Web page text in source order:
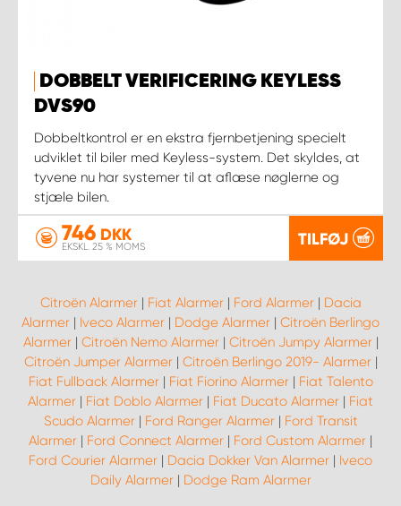
DOBBELT VERIFICERING KEYLESS
DVS90
Dobbeltkontrol er en ekstra fjernbetjening specielt
udviklet til biler med Keyless-system. Det skyldes, at
tyvene nu har systemer til at aflæse nøglerne og
stjæle bilen.
746 DKK
EKSKL. 25 % MOMS TILFØJ
Citroën Alarmer| Fiat Alarmer| Ford Alarmer| Dacia
Alarmer | Iveco Alarmer | Dodge Alarmer | Citroën Berlingo
Alarmer| Citroën Nemo Alarmer| Citroën Jumpy Alarmer|
Citroën Jumper Alarmer| Citroën Berlingo 2019- Alarmer|
Fiat Fullback Alarmer| Fiat Fiorino Alarmer| Fiat Talento
Alarmer | Fiat Doblo Alarmer | Fiat Ducato Alarmer | Fiat
Scudo Alarmer| Ford Ranger Alarmer| Ford Transit
Alarmer | Ford Connect Alarmer | Ford Custom Alarmer |
Ford Courier Alarmer | Dacia Dokker Van Alarmer | Iveco
Daily Alarmer| Dodge Ram Alarmer